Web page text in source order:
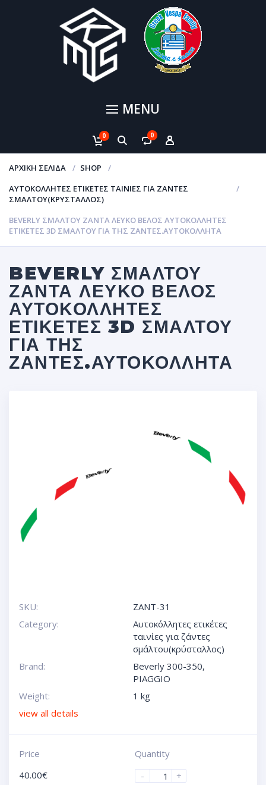
MENU
0 0
ΑΡΧΙΚΉ ΣΕΛΊΔΑ
SHOP
ΑΥΤΟΚΌΛΛΗΤΕΣ ΕΤΙΚΈΤΕΣ ΤΑΙΝΊΕΣ ΓΙΑ ΖΆΝΤΕΣ
ΣΜΆΛΤΟΥ(ΚΡΎΣΤΑΛΛΟΣ)
BEVERLY ΣΜΑΛΤΟΥ ΖΆΝΤΑ ΛΕΥΚΟ ΒΈΛΟΣ ΑΥΤΟΚΌΛΛΗΤΕΣ
ΕΤΙΚΈΤΕΣ 3D ΣΜΆΛΤΟΥ ΓΙΑ ΤΗΣ ΖΆΝΤΕΣ.ΑΥΤΟΚΌΛΛΗΤΑ
BEVERLY ΣΜΑΛΤΟΥ
ΖΆΝΤΑ ΛΕΥΚΟ ΒΈΛΟΣ
ΑΥΤΟΚΌΛΛΗΤΕΣ
ΕΤΙΚΈΤΕΣ 3D ΣΜΆΛΤΟΥ
ΓΙΑ ΤΗΣ
ΖΆΝΤΕΣ.ΑΥΤΟΚΌΛΛΗΤΑ
SKU:
ZANT-31
Category:
Αυτοκόλλητες ετικέτες
ταινίες για ζάντες
σμάλτου(κρύσταλλος)
Brand:
Beverly 300-350,
PIAGGIO
Weight:
1 kg
view all details
Price
40.00€
Quantity
-
+